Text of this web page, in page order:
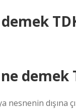
demek
nesnenin dışına